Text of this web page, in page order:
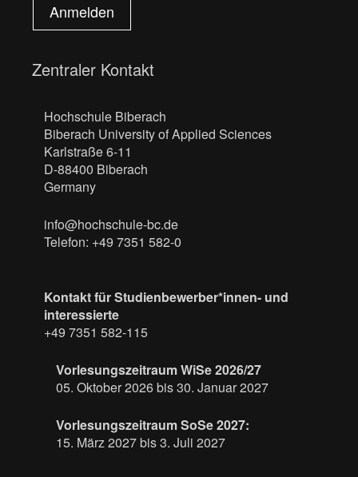
Anmelden
Zentraler Kontakt
Hochschule Biberach
Biberach University of Applied Sciences
Karlstraße 6-11
D-88400 Biberach
Germany
info@hochschule-bc.de
Telefon: +49 7351 582-0
Kontakt für Studienbewerber*innen- und
interessierte
+49 7351 582-115
Vorlesungszeitraum WiSe 2026/27
05. Oktober 2026 bis 30. Januar 2027
Vorlesungszeitraum SoSe 2027:
15. März 2027 bis 3. Juli 2027